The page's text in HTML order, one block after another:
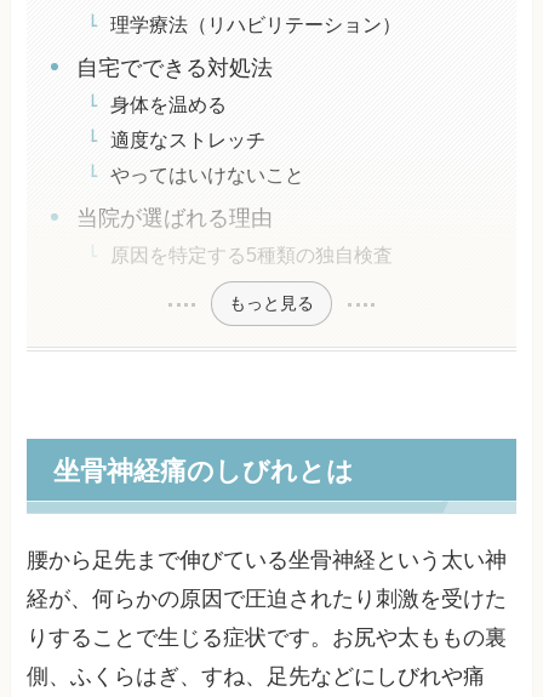
理学療法（リハビリテーション）
自宅でできる対処法
身体を温める
適度なストレッチ
やってはいけないこと
当院が選ばれる理由
原因を特定する5種類の独自検査
もっと見る
坐骨神経痛のしびれとは
腰から足先まで伸びている坐骨神経という太い神
経が、何らかの原因で圧迫されたり刺激を受けた
りすることで生じる症状です。お尻や太ももの裏
側、ふくらはぎ、すね、足先などにしびれや痛